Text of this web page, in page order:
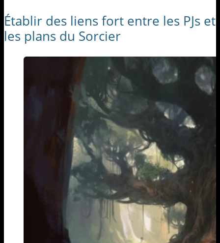
Établir des liens fort entre les PJs
les plans du Sorcier